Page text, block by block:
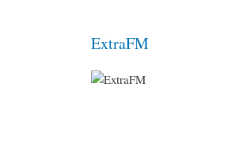
ExtraFM